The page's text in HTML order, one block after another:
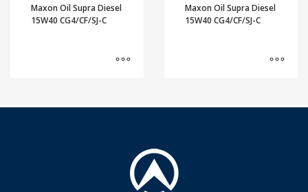
Maxon Oil Supra Diesel
15W40 CG4/CF/SJ-C
Maxon Oil Supra Diesel
15W40 CG4/CF/SJ-C